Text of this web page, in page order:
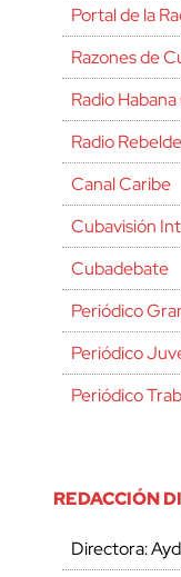
Portal de la
Razones de
Radio
Radio Rebelde
Canal Caribe
Cubavisión
Cubadebate
Periódico
Periódico
Periódico
REDACCIÓN
Directora: